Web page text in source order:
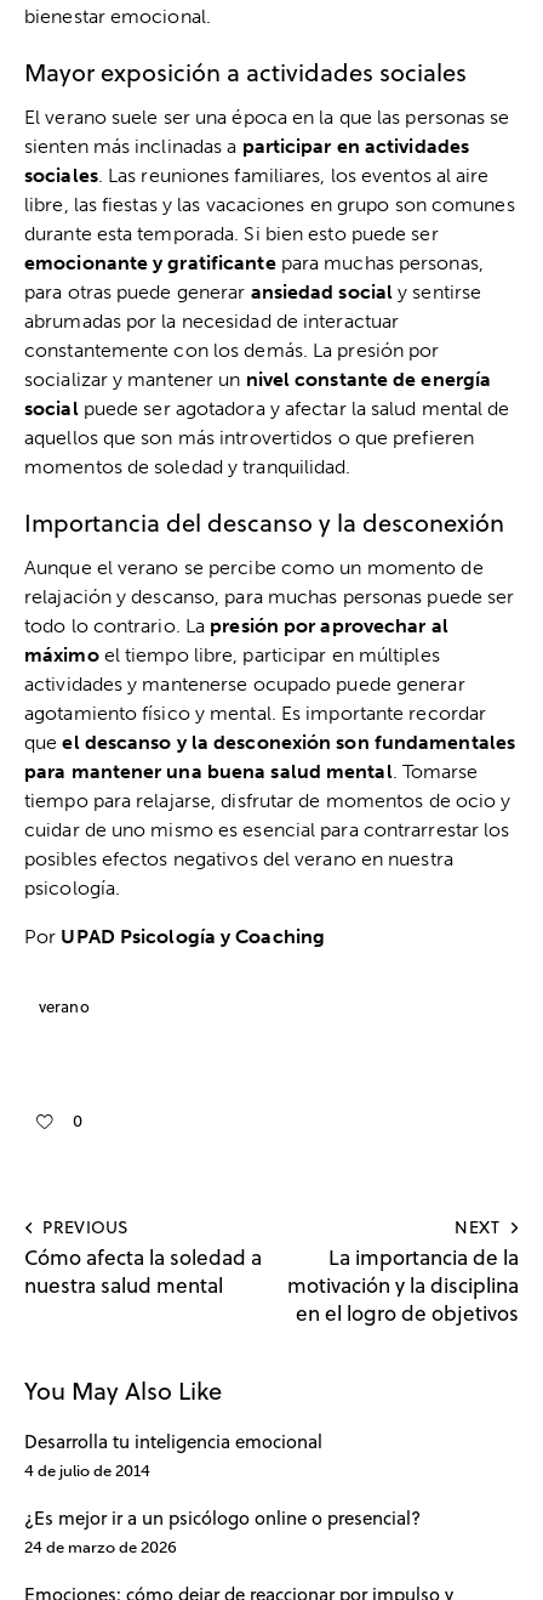
bienestar emocional.
Mayor exposición a actividades sociales
El verano suele ser una época en la que las personas se
sienten más inclinadas a participar en actividades
sociales. Las reuniones familiares, los eventos al aire
libre, las fiestas y las vacaciones en grupo son comunes
durante esta temporada. Si bien esto puede ser
emocionante y gratificantepara muchas personas,
para otras puede generar ansiedad social y sentirse
abrumadas por la necesidad de interactuar
constantemente con los demás. La presión por
socializar y mantener un nivel constante de energía
socialpuede ser agotadora y afectar la salud mental de
aquellos que son más introvertidos o que prefieren
momentos de soledad y tranquilidad.
Importancia del descanso y la desconexión
Aunque el verano se percibe como un momento de
relajación y descanso, para muchas personas puede ser
todo lo contrario. La presión por aprovechar al
máximoel tiempo libre, participar en múltiples
actividades y mantenerse ocupado puede generar
agotamiento físico y mental. Es importante recordar
queel descanso y la desconexión son fundamentales
para mantener una buena salud mental. Tomarse
tiempo para relajarse, disfrutar de momentos de ocio y
cuidar de uno mismo es esencial para contrarrestar los
posibles efectos negativos del verano en nuestra
psicología.
Por UPAD Psicología y Coaching
verano
0
PREVIOUS
Cómo afecta la soledad a
nuestra salud mental
NEXT
La importancia de la
motivación y la disciplina
en el logro de objetivos
You May Also Like
Desarrolla tu inteligencia emocional
4 de julio de 2014
¿Es mejor ir a un psicólogo online o presencial?
24 de marzo de 2026
Emociones: cómo dejar de reaccionar por impulso y